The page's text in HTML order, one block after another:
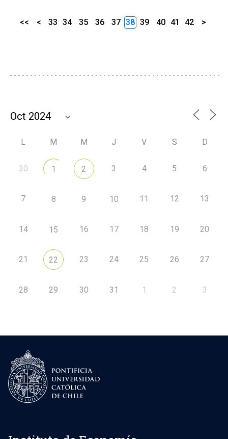
<< < 33 34 35 36 37 38 39 40 41 42 >
L M M J V S D
30 1 2 3 4 5 6
7 8 9 10 11 12 13
14 15 16 17 18 19 20
21 22 23 24 25 26 27
28 29 30 31 1 2 3